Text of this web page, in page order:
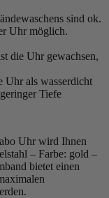
sind ok.
Uhr möglich.
die Uhr gewachsen,
als wasserdicht
Tiefe
Uhr wird Ihnen
– Farbe: gold –
bietet einen